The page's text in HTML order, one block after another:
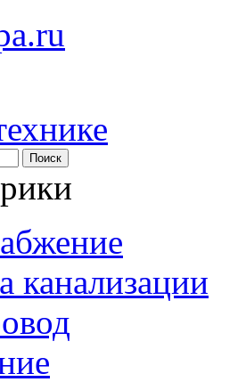
канализации